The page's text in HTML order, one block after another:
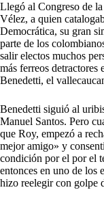
Llegó al Congreso de
Vélez, a quien
Democrática, su gran
parte de los
salir electos muchos
más ferreos
Benedetti, el
Benedetti siguió al
Manuel Santos. Pero
que Roy, empezó a
mejor amigo» y
condición por el por el
entonces en uno de los
hizo reelegir con golpe